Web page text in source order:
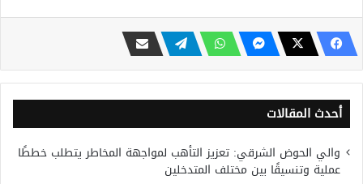
أحدث المقالات
والي الحوض الشرقي: تعزيز التأهب لمواجهة المخاطر يتطلب خططًا
عملية وتنسيقًا بين مختلف المتدخلين